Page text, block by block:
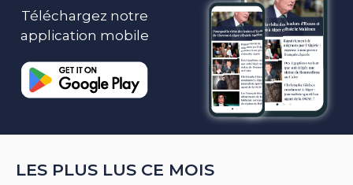
Téléchargez notre
application mobile
LES PLUS LUS CE MOIS